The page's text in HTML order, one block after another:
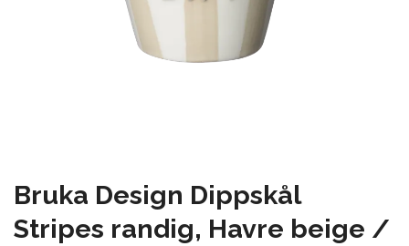
Bruka Design Dippskål
Stripes randig, Havre beige /